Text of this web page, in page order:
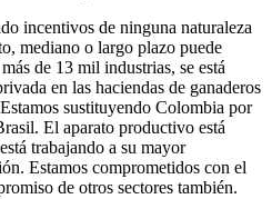
incentivos de ninguna naturaleza
mediano o largo plazo puede
de 13 mil industrias, se está
en las haciendas de ganaderos
sustituyendo Colombia por
El aparato productivo está
trabajando a su mayor
Estamos comprometidos con el
de otros sectores también.